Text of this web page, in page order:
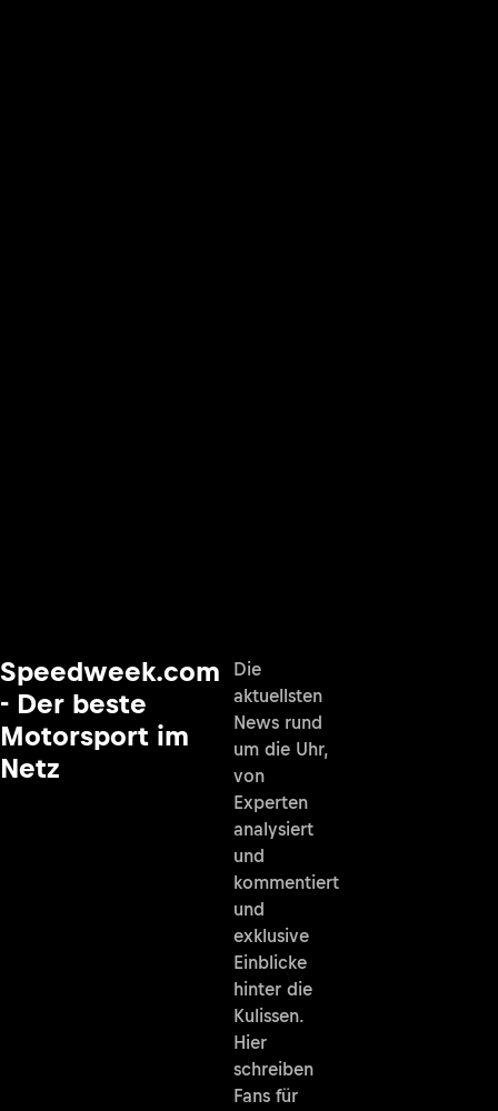
Speedweek.com
- Der beste
Motorsport im
Netz
Die
aktuellsten
News rund
um die Uhr,
von
Experten
analysiert
und
kommentiert
und
exklusive
Einblicke
hinter die
Kulissen.
Hier
schreiben
Fans für